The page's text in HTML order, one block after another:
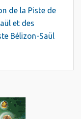
de la Piste de
et des
Bélizon-Saül